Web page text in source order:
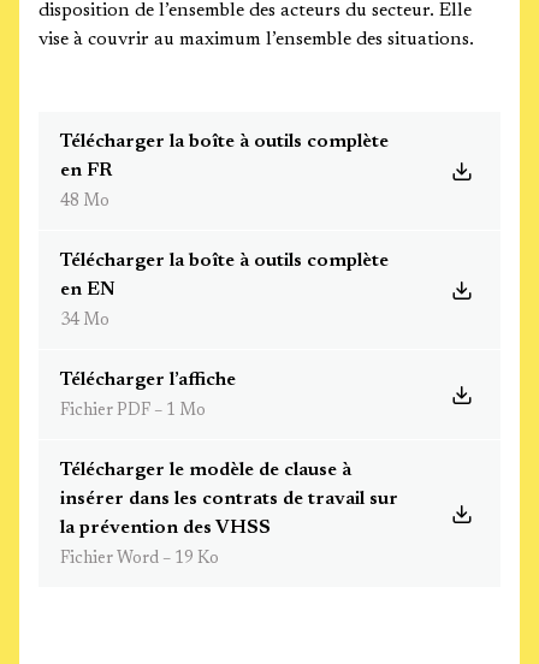
disposition de l’ensemble des acteurs du secteur. Elle
vise à couvrir au maximum l’ensemble des situations.
Télécharger la boîte à outils complète
en FR
48 Mo
Télécharger la boîte à outils complète
en EN
34 Mo
Télécharger l’affiche
Fichier PDF – 1 Mo
Télécharger le modèle de clause à
insérer dans les contrats de travail sur
la prévention des VHSS
Fichier Word – 19 Ko